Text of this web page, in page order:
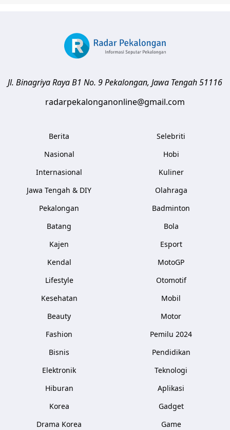
Jl. Binagriya Raya B1 No. 9Pekalongan, Jawa Tengah51116
radarpekalonganonline@gmail.com
Berita
Nasional
Internasional
Jawa Tengah & DIY
Pekalongan
Batang
Kajen
Kendal
Lifestyle
Kesehatan
Beauty
Fashion
Bisnis
Elektronik
Hiburan
Korea
Drama Korea
Selebriti
Hobi
Kuliner
Olahraga
Badminton
Bola
Esport
MotoGP
Otomotif
Mobil
Motor
Pemilu 2024
Pendidikan
Teknologi
Aplikasi
Gadget
Game